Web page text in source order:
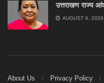
उत्तराखण राज्य
AUGUST 6, 2026
About Us Privacy Policy